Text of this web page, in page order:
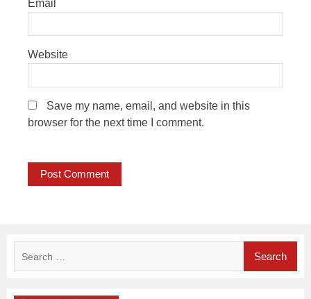
Email
Website
Save my name, email, and website in this
browser for the next time I comment.